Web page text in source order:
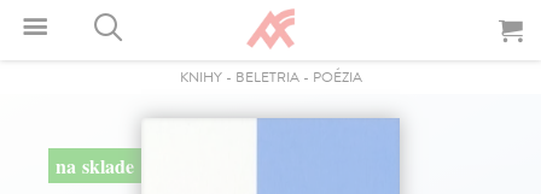
KNIHY- BELETRIA- POÉZIA
na sklade